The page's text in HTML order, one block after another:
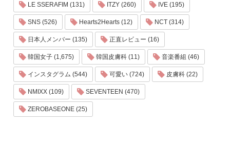
LE SSERAFIM (131) ITZY (260) IVE (195)
SNS (526) Hearts2Hearts (12) NCT (314)
日本人メンバー (135) 正直レビュー (16)
韓国女子 (1,675) 韓国皮膚科 (11) 音楽番組 (46)
インスタグラム (544) 可愛い (724) 皮膚科 (22)
NMIXX (109) SEVENTEEN (470)
ZEROBASEONE (25)